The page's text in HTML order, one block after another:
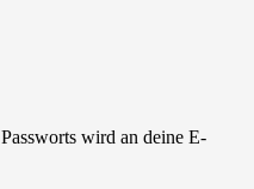
wird an deine E-